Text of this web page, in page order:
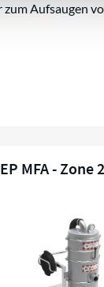
Aufsaugen
MFA - Zone